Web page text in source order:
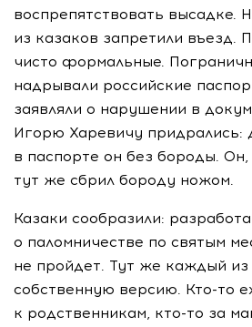
воспрепятствовать высадке.
из казаков запретили въезд.
чисто формальные.
надрывали российские
заявляли о нарушении в
Игорю Харевичу придрались:
в паспорте он без бороды.
тут же сбрил бороду ножом.
Казаки сообразили:
о паломничестве по святым
не пройдет. Тут же каждый из
собственную версию. Кто-то
к родственникам, кто-то за